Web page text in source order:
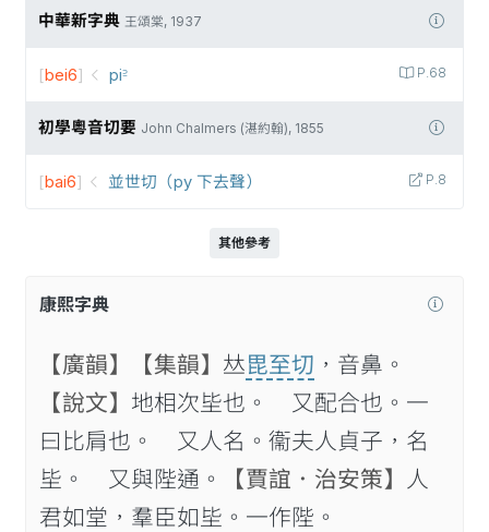
中華新字典 王頌棠, 1937
P.68
[bei6] pi꜅
初學粵音切要 John Chalmers (湛約翰), 1855
P.8
[bai6] 並世切（py 下去聲）
其他參考
康熙字典
【廣韻】 【集韻】 𠀤毘至切 ，音鼻。
【說文】 地相次坒也。 又配合也。一
曰比肩也。 又人名。衞夫人貞子，名
坒。 又與陛通。
【賈誼．治安策】 人
君如堂，羣臣如坒。一作陛。